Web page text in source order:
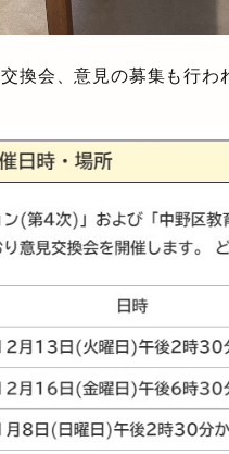
換会、意見の募集も行わ